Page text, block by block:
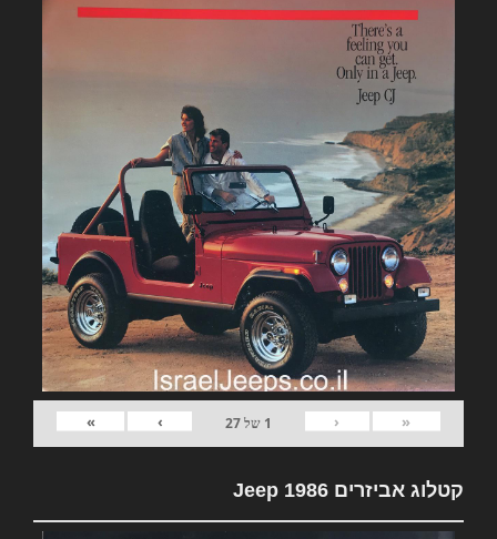
«
‹
1 של27
›
»
קטלוג אביזרים Jeep 1986